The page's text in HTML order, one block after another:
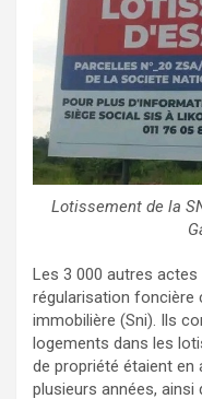
Lotissement de la
Les 3 000 autres actes
régularisation foncière
immobilière (Sni). Ils
logements dans les
de propriété étaient en
plusieurs années,